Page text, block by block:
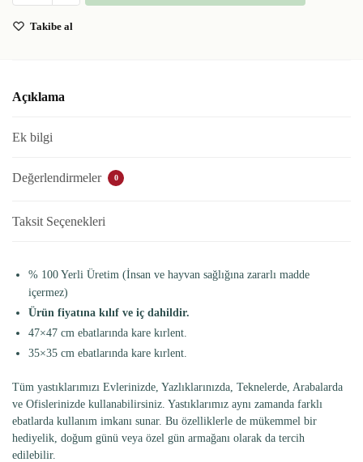
Takibe al
Açıklama
Ek bilgi
Değerlendirmeler 0
Taksit Seçenekleri
% 100 Yerli Üretim (İnsan ve hayvan sağlığına zararlı madde
içermez)
Ürün fiyatına kılıf ve iç dahildir.
47×47 cm ebatlarında kare kırlent.
35×35 cm ebatlarında kare kırlent.
Tüm yastıklarımızı Evlerinizde, Yazlıklarınızda, Teknelerde, Arabalarda
ve Ofislerinizde kullanabilirsiniz. Yastıklarımız aynı zamanda farklı
ebatlarda kullanım imkanı sunar. Bu özelliklerle de mükemmel bir
hediyelik, doğum günü veya özel gün armağanı olarak da tercih
edilebilir.